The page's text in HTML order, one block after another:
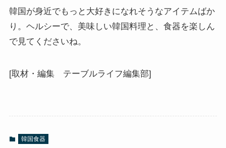
韓国が身近でもっと大好きになれそうなアイテムばか
り。ヘルシーで、美味しい韓国料理と、食器を楽しん
で見てくださいね。
[取材・編集 テーブルライフ編集部]
韓国食器